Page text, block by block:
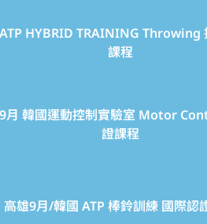
HYBRID TRAINING Throwing
課程
月 韓國運動控制實驗室 Motor
證課程
高雄9月/韓國 ATP 棒鈴訓練 國際認